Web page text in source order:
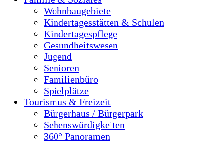
Wohnbaugebiete
Kindertagesstätten & Schulen
Kindertagespflege
Gesundheitswesen
Jugend
Senioren
Familienbüro
Spielplätze
Tourismus & Freizeit
Bürgerhaus / Bürgerpark
Sehenswürdigkeiten
360° Panoramen